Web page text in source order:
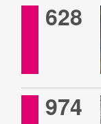
628
974